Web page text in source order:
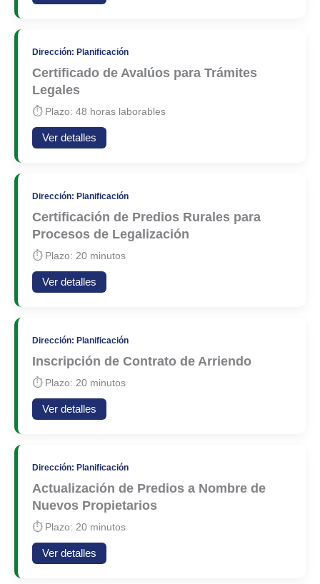
Dirección: Planificación
Certificado de Avalúos para Trámites
Legales
⏱ Plazo: 48 horas laborables
Ver detalles
Dirección: Planificación
Certificación de Predios Rurales para
Procesos de Legalización
⏱ Plazo: 20 minutos
Ver detalles
Dirección: Planificación
Inscripción de Contrato de Arriendo
⏱ Plazo: 20 minutos
Ver detalles
Dirección: Planificación
Actualización de Predios a Nombre de
Nuevos Propietarios
⏱ Plazo: 20 minutos
Ver detalles